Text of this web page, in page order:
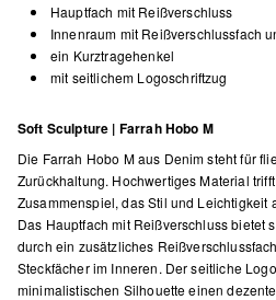
Hauptfach mit Reißverschluss
Innenraum mit Reißverschlussfach
ein Kurztragehenkel
mit seitlichem Logoschriftzug
Soft Sculpture | Farrah Hobo M
Die Farrah Hobo M aus Denim steht für
Zurückhaltung. Hochwertiges Material
Zusammenspiel, das Stil und Leichtigkeit
Das Hauptfach mit Reißverschluss bietet
durch ein zusätzliches
Steckfächer im Inneren. Der seitliche
minimalistischen Silhouette einen